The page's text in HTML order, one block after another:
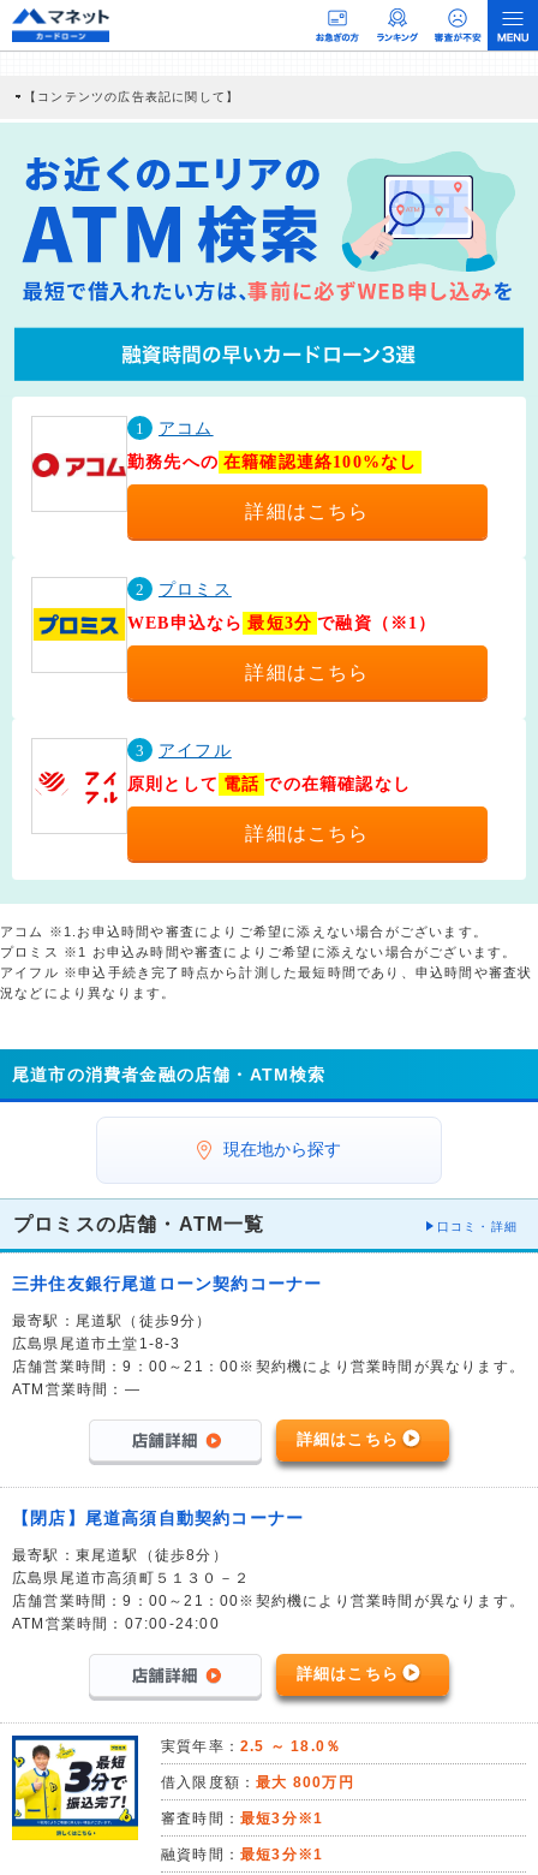
【コンテンツの広告表記に関して】
社に対して企業から紹介報酬が支払われるという収益モデルです。 ただし、特定の
商品を根拠なくPRするものではなく、当編集部の調査／ユーザーへの口コミ収集な
どに基づき、公平性を担保した情報提供を行っています。
>提携企業一覧
1
アコム
勤務先への 在籍確認連絡100%なし
詳細はこちら
2
プロミス
WEB申込なら 最短3分 で融資（※1）
詳細はこちら
3
アイフル
原則として 電話 での在籍確認なし
詳細はこちら
アコム ※1.お申込時間や審査によりご希望に添えない場合がございます。
プロミス ※1 お申込み時間や審査によりご希望に添えない場合がございます。
アイフル ※申込手続き完了時点から計測した最短時間であり、申込時間や審査状
況などにより異なります。
尾道市の消費者金融の店舗・ATM検索
現在地から探す
プロミスの店舗・ATM一覧 口コミ・詳細
三井住友銀行尾道ローン契約コーナー
最寄駅：尾道駅（徒歩9分）
広島県尾道市土堂1-8-3
店舗営業時間：9：00～21：00※契約機により営業時間が異なります。
ATM営業時間：―
詳細はこちら
【閉店】尾道高須自動契約コーナー
最寄駅：東尾道駅（徒歩8分）
広島県尾道市高須町５１３０－２
店舗営業時間：9：00～21：00※契約機により営業時間が異なります。
ATM営業時間：07:00-24:00
詳細はこちら
実質年率： 2.5 ～ 18.0％
借入限度額：最大 800万円
審査時間： 最短3分※1
融資時間： 最短3分※1